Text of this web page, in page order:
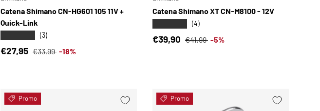
Catena Shimano CN-HG601 105 11V +
Quick-Link
(3)
Prezzo di vendita
€27,95 Prezzo normale
€33,99 -18%
Catena Shimano XT CN-M8100 - 12V
(4)
Prezzo di vendita
€39,90 Prezzo normale
€41,99 -5%
Promo Promo